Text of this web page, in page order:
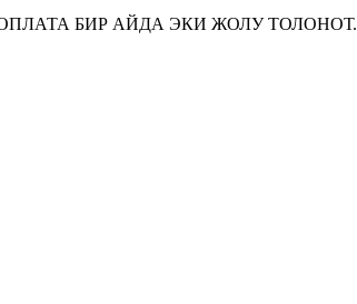
БИР АЙДА ЭКИ ЖОЛУ